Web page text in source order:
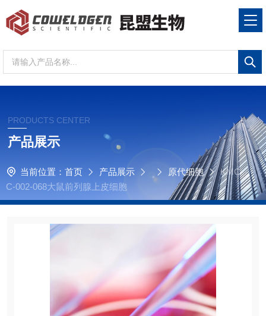
PRODUCTS CENTER
产品展示
当前位置： 首页 产品展示 原代细胞
KMC
C-002-068大鼠前列腺上皮细胞